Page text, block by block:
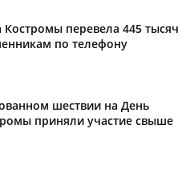
перевела 445 тысяч
по телефону
шествии на День
приняли участие свыше